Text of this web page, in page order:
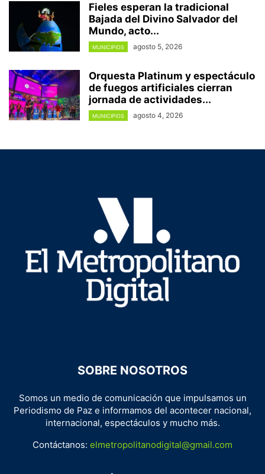
Fieles esperan la tradicional
Bajada del Divino Salvador del
Mundo, acto...
MUNICIPIOS agosto 5, 2026
Orquesta Platinum y espectáculo
de fuegos artificiales cierran
jornada de actividades...
MUNICIPIOS agosto 4, 2026
SOBRE NOSOTROS
Somos un medio de comunicación que impulsamos un
Periodismo de Paz e informamos del acontecer nacional,
internacional, espectáculos y mucho más.
Contáctanos: elmetropolitanodigital@gmail.com